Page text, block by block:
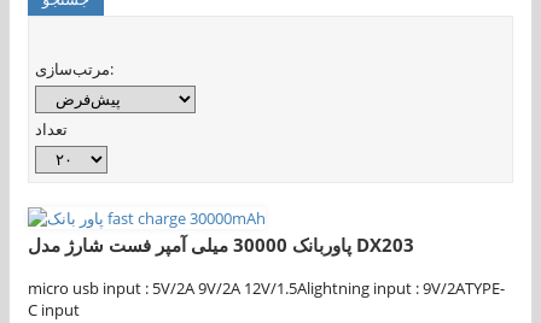
مرتب‌سازی:
تعداد
پاوربانک 30000 میلی آمپر فست شارژ مدل DX203
micro usb input : 5V/2A 9V/2A 12V/1.5Alightning input : 9V/2ATYPE-
C input